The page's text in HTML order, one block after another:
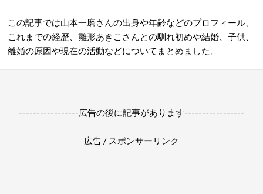
この記事では山本一磨さんの出身や年齢などのプロフィール、
これまでの経歴、雛形あきこさんとの馴れ初めや結婚、子供、
離婚の原因や現在の活動などについてまとめました。
-----------------広告の後に記事があります-----------------
広告 / スポンサーリンク